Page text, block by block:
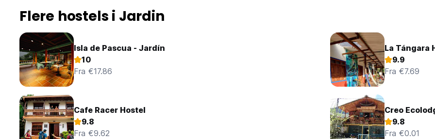
Flere hostels i Jardin
Isla de Pascua - Jardín
10
Fra €17.86
La Tángara
9.9
Fra €7.69
Cafe Racer Hostel
9.8
Fra €9.62
Creo
9.8
Fra €0.01